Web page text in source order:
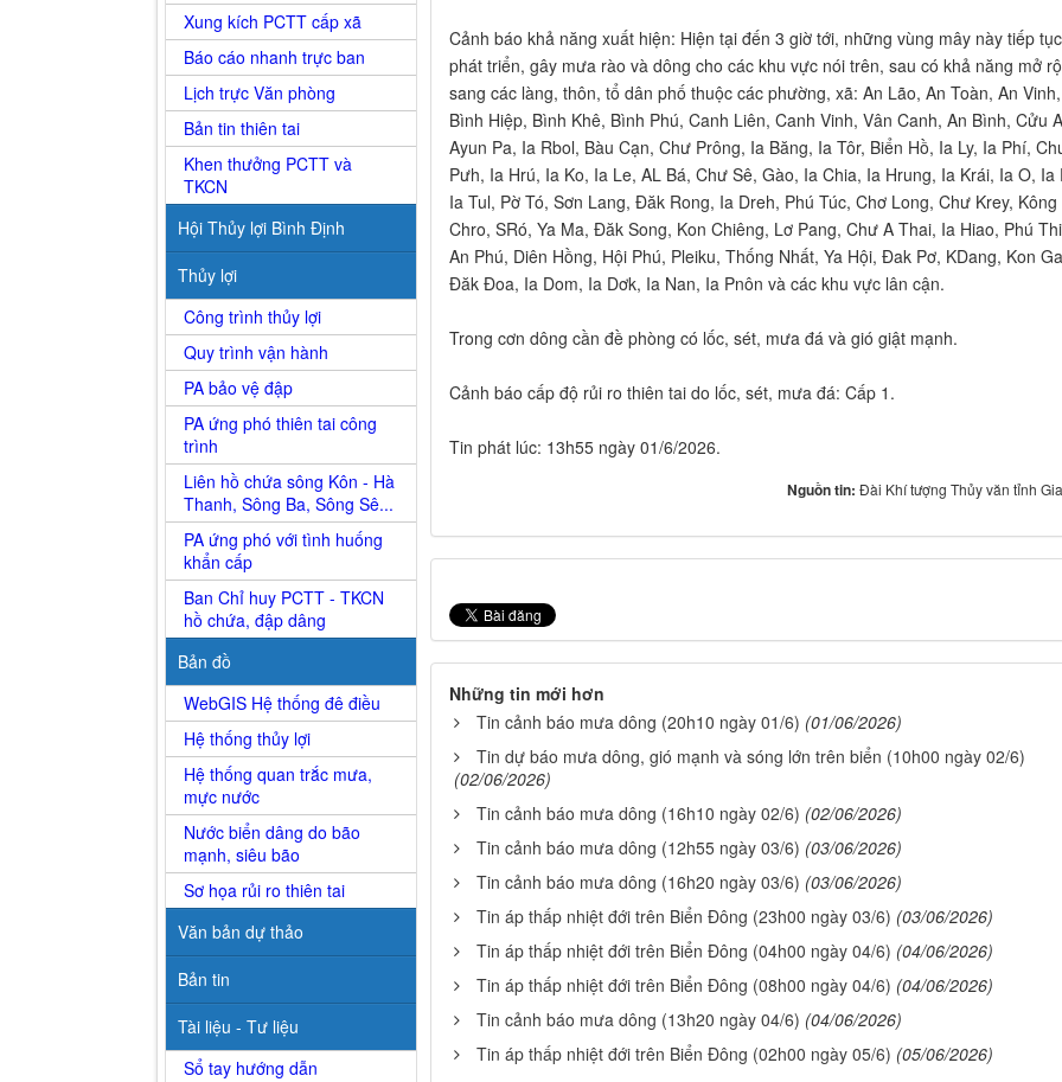
Cảnh báo khả năng xuất hiện: Hiện tại đến 3 giờ tới, những vùng mây này tiếp tục
phát triển, gây mưa rào và dông cho các khu vực nói trên, sau có khả năng mở
sang các làng, thôn, tổ dân phố thuộc các phường, xã: An Lão, An Toàn, An Vinh,
Bình Hiệp, Bình Khê, Bình Phú, Canh Liên, Canh Vinh, Vân Canh, An Bình, Cửu
Ayun Pa, Ia Rbol, Bàu Cạn, Chư Prông, Ia Băng, Ia Tôr, Biển Hồ, Ia Ly, Ia Phí,
Pưh, Ia Hrú, Ia Ko, Ia Le, AL Bá, Chư Sê, Gào, Ia Chia, Ia Hrung, Ia Krái, Ia O, Ia
Ia Tul, Pờ Tó, Sơn Lang, Đăk Rong, Ia Dreh, Phú Túc, Chơ Long, Chư Krey, Kông
Chro, SRó, Ya Ma, Đăk Song, Kon Chiêng, Lơ Pang, Chư A Thai, Ia Hiao, Phú
An Phú, Diên Hồng, Hội Phú, Pleiku, Thống Nhất, Ya Hội, Đak Pơ, KDang, Kon
Đăk Đoa, Ia Dom, Ia Dơk, Ia Nan, Ia Pnôn và các khu vực lân cận.
Trong cơn dông cần đề phòng có lốc, sét, mưa đá và gió giật mạnh.
Cảnh báo cấp độ rủi ro thiên tai do lốc, sét, mưa đá: Cấp 1.
Tin phát lúc: 13h55 ngày 01/6/2026.
Nguồn tin:Đài Khí tượng Thủy văn tỉnh
Những tin mới hơn
Tin cảnh báo mưa dông (20h10 ngày 01/6) (01/06/2026)
Tin dự báo mưa dông, gió mạnh và sóng lớn trên biển (10h00 ngày 02/6)
(02/06/2026)
Tin cảnh báo mưa dông (16h10 ngày 02/6) (02/06/2026)
Tin cảnh báo mưa dông (12h55 ngày 03/6) (03/06/2026)
Tin cảnh báo mưa dông (16h20 ngày 03/6) (03/06/2026)
Tin áp thấp nhiệt đới trên Biển Đông (23h00 ngày 03/6) (03/06/2026)
Tin áp thấp nhiệt đới trên Biển Đông (04h00 ngày 04/6) (04/06/2026)
Tin áp thấp nhiệt đới trên Biển Đông (08h00 ngày 04/6) (04/06/2026)
Tin cảnh báo mưa dông (13h20 ngày 04/6) (04/06/2026)
Tin áp thấp nhiệt đới trên Biển Đông (02h00 ngày 05/6) (05/06/2026)
Xung kích PCTT cấp xã
Báo cáo nhanh trực ban
Lịch trực Văn phòng
Bản tin thiên tai
Khen thưởng PCTT và
TKCN
Hội Thủy lợi Bình Định
Thủy lợi
Công trình thủy lợi
Quy trình vận hành
PA bảo vệ đập
PA ứng phó thiên tai công
trình
Liên hồ chứa sông Kôn - Hà
Thanh, Sông Ba, Sông Sê...
PA ứng phó với tình huống
khẩn cấp
Ban Chỉ huy PCTT - TKCN
hồ chứa, đập dâng
Bản đồ
WebGIS Hệ thống đê điều
Hệ thống thủy lợi
Hệ thống quan trắc mưa,
mực nước
Nước biển dâng do bão
mạnh, siêu bão
Sơ họa rủi ro thiên tai
Văn bản dự thảo
Bản tin
Tài liệu - Tư liệu
Sổ tay hướng dẫn